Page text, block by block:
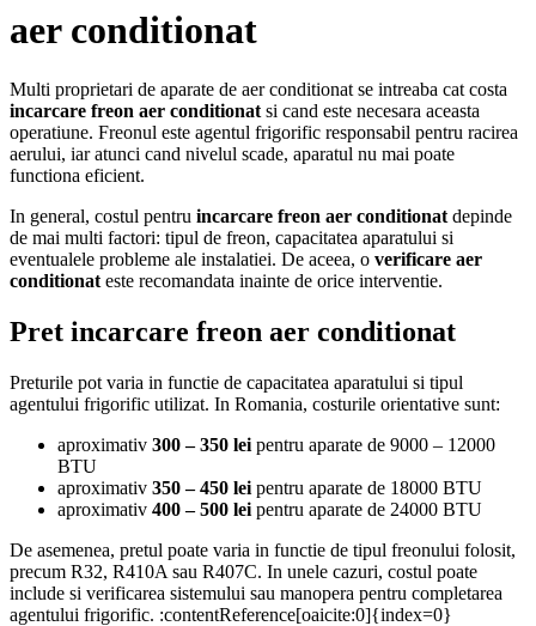
aer conditionat
Multi proprietari de aparate de aer conditionat se intreaba cat costa
incarcare freon aer conditionat si cand este necesara aceasta
operatiune. Freonul este agentul frigorific responsabil pentru racirea
aerului, iar atunci cand nivelul scade, aparatul nu mai poate
functiona eficient.
In general, costul pentru incarcare freon aer conditionat depinde
de mai multi factori: tipul de freon, capacitatea aparatului si
eventualele probleme ale instalatiei. De aceea, o verificare aer
conditionat este recomandata inainte de orice interventie.
Pret incarcare freon aer conditionat
Preturile pot varia in functie de capacitatea aparatului si tipul
agentului frigorific utilizat. In Romania, costurile orientative sunt:
aproximativ 300 – 350 lei pentru aparate de 9000 – 12000
BTU
aproximativ 350 – 450 lei pentru aparate de 18000 BTU
aproximativ 400 – 500 lei pentru aparate de 24000 BTU
De asemenea, pretul poate varia in functie de tipul freonului folosit,
precum R32, R410A sau R407C. In unele cazuri, costul poate
include si verificarea sistemului sau manopera pentru completarea
agentului frigorific. :contentReference[oaicite:0]{index=0}